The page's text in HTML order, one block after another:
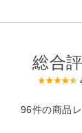
総合
96件の商品